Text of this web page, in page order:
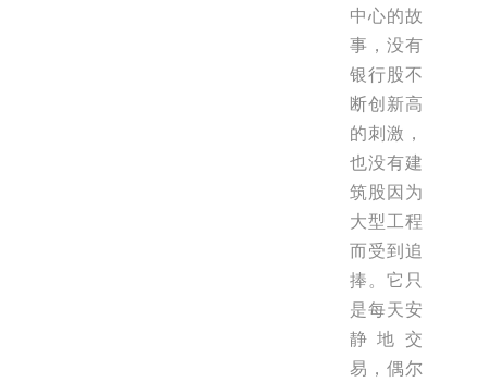
中心的故
事，没有
银行股不
断创新高
的刺激，
也没有建
筑股因为
大型工程
而受到追
捧。它只
是每天安
静地交
易，偶尔